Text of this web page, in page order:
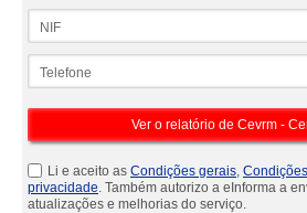
Li e aceito as Condições gerais,
privacidade. Também autorizo a eInforma a
atualizações e melhorias do serviço.